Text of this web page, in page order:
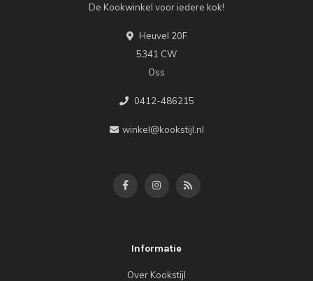
De Kookwinkel voor iedere kok!
Heuvel 20F
5341 CW
Oss
0412-486215
winkel@kookstijl.nl
Informatie
Over Kookstijl